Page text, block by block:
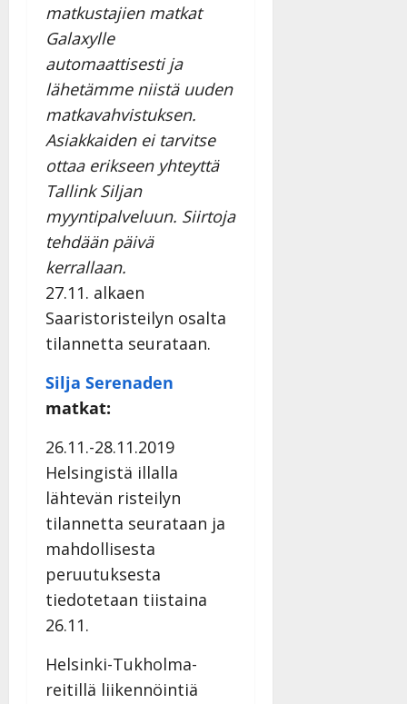
matkustajien matkat
Galaxylle
automaattisesti ja
lähetämme niistä uuden
matkavahvistuksen.
Asiakkaiden ei tarvitse
ottaa erikseen yhteyttä
Tallink Siljan
myyntipalveluun. Siirtoja
tehdään päivä
kerrallaan.
27.11. alkaen
Saaristoristeilyn osalta
tilannetta seurataan.
Silja Serenaden
matkat:
26.11.-28.11.2019
Helsingistä illalla
lähtevän risteilyn
tilannetta seurataan ja
mahdollisesta
peruutuksesta
tiedotetaan tiistaina
26.11.
Helsinki-Tukholma-
reitillä liikennöintiä